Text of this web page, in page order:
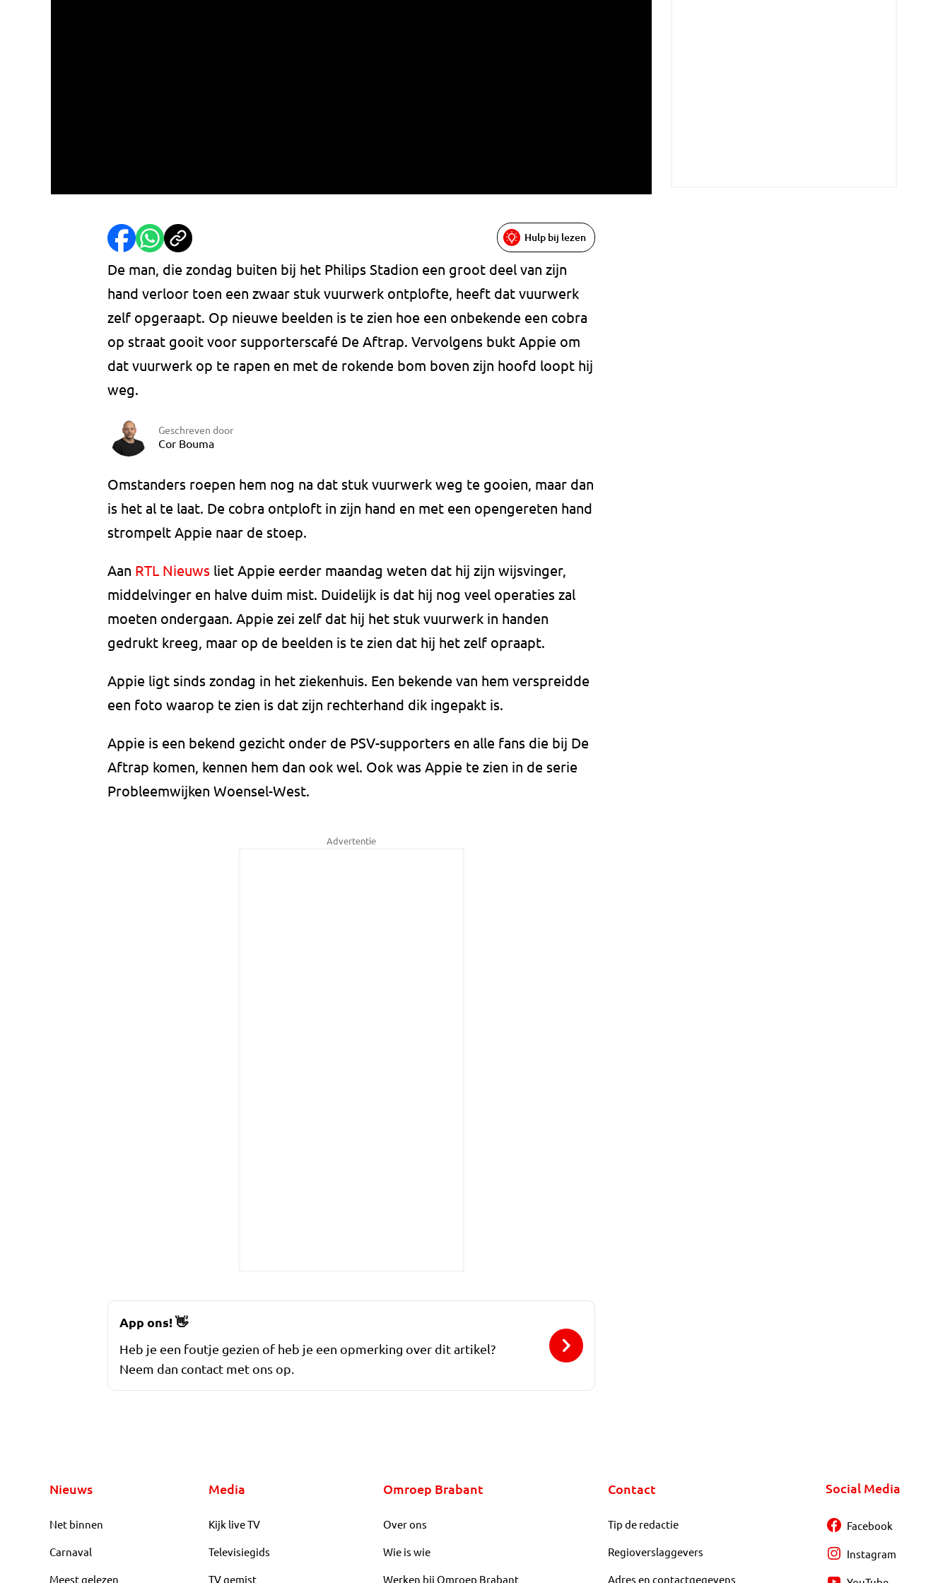
Hulp bij lezen
De man, die zondag buiten bij het Philips Stadion een groot deel van zijn
hand verloor toen een zwaar stuk vuurwerk ontplofte, heeft dat vuurwerk
zelf opgeraapt. Op nieuwe beelden is te zien hoe een onbekende een cobra
op straat gooit voor supporterscafé De Aftrap. Vervolgens bukt Appie om
dat vuurwerk op te rapen en met de rokende bom boven zijn hoofd loopt hij
weg.
Geschreven door
Cor Bouma
Omstanders roepen hem nog na dat stuk vuurwerk weg te gooien, maar dan
is het al te laat. De cobra ontploft in zijn hand en met een opengereten hand
strompelt Appie naar de stoep.
Aan RTL Nieuws liet Appie eerder maandag weten dat hij zijn wijsvinger,
middelvinger en halve duim mist. Duidelijk is dat hij nog veel operaties zal
moeten ondergaan. Appie zei zelf dat hij het stuk vuurwerk in handen
gedrukt kreeg, maar op de beelden is te zien dat hij het zelf opraapt.
Appie ligt sinds zondag in het ziekenhuis. Een bekende van hem verspreidde
een foto waarop te zien is dat zijn rechterhand dik ingepakt is.
Appie is een bekend gezicht onder de PSV-supporters en alle fans die bij De
Aftrap komen, kennen hem dan ook wel. Ook was Appie te zien in de serie
Probleemwijken Woensel-West.
Advertentie
App ons!👋
Heb je een foutje gezien of heb je een opmerking over dit artikel?
Neem dan contact met ons op.
Nieuws
Net binnen
Carnaval
Meest gelezen
Media
Kijk live TV
Televisiegids
TV gemist
Omroep Brabant
Over ons
Wie is wie
Werken bij Omroep Brabant
Contact
Tip de redactie
Regioverslaggevers
Adres en contactgegevens
Social Media
Facebook
Instagram